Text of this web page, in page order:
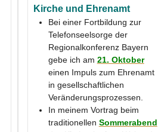
Kirche und Ehrenamt
Bei einer Fortbildung zur
Telefonseelsorge der
Regionalkonferenz Bayern
gebe ich am 21. Oktober
einen Impuls zum Ehrenamt
in gesellschaftlichen
Veränderungsprozessen.
In meinem Vortrag beim
traditionellen Sommerabend